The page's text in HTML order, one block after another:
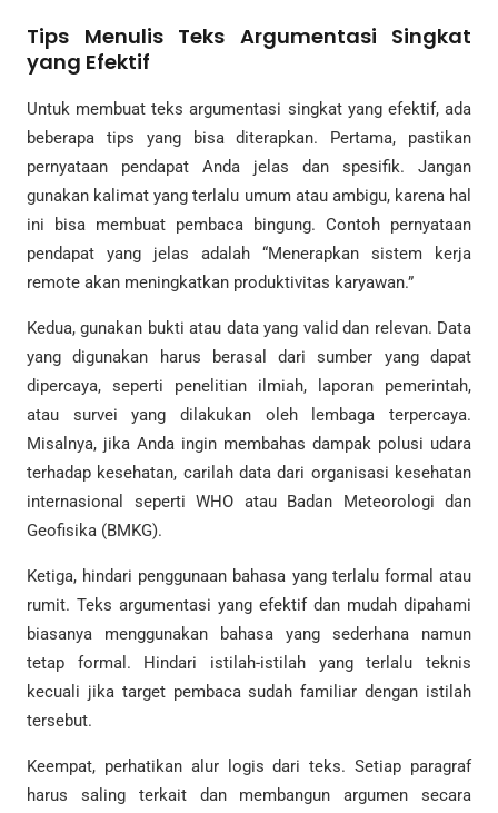
Tips Menulis Teks Argumentasi Singkat
yang Efektif
Untuk membuat teks argumentasi singkat yang efektif, ada
beberapa tips yang bisa diterapkan. Pertama, pastikan
pernyataan pendapat Anda jelas dan spesifik. Jangan
gunakan kalimat yang terlalu umum atau ambigu, karena hal
ini bisa membuat pembaca bingung. Contoh pernyataan
pendapat yang jelas adalah “Menerapkan sistem kerja
remote akan meningkatkan produktivitas karyawan.”
Kedua, gunakan bukti atau data yang valid dan relevan. Data
yang digunakan harus berasal dari sumber yang dapat
dipercaya, seperti penelitian ilmiah, laporan pemerintah,
atau survei yang dilakukan oleh lembaga terpercaya.
Misalnya, jika Anda ingin membahas dampak polusi udara
terhadap kesehatan, carilah data dari organisasi kesehatan
internasional seperti WHO atau Badan Meteorologi dan
Geofisika (BMKG).
Ketiga, hindari penggunaan bahasa yang terlalu formal atau
rumit. Teks argumentasi yang efektif dan mudah dipahami
biasanya menggunakan bahasa yang sederhana namun
tetap formal. Hindari istilah-istilah yang terlalu teknis
kecuali jika target pembaca sudah familiar dengan istilah
tersebut.
Keempat, perhatikan alur logis dari teks. Setiap paragraf
harus saling terkait dan membangun argumen secara